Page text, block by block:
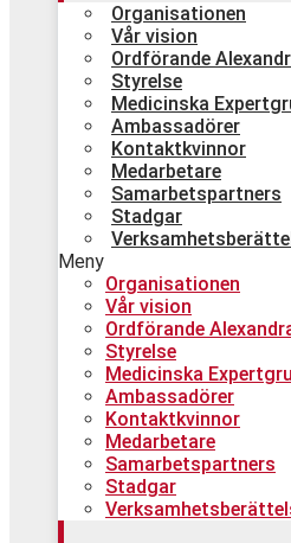
Organisationen
Vår vision
Ordförande
Styrelse
Medicinska
Ambassadörer
Kontaktkvinnor
Medarbetare
Samarbetspartners
Stadgar
Meny
Organisationen
Vår vision
Ordförande
Styrelse
Medicinska
Ambassadörer
Kontaktkvinnor
Medarbetare
Samarbetspartners
Stadgar